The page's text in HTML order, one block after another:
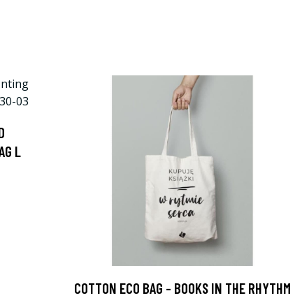
L
COTTON ECO BAG - BOOKS IN THE RHYTHM